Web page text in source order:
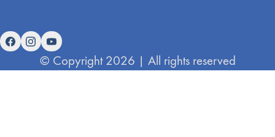
© Copyright 2026 | All rights reserved